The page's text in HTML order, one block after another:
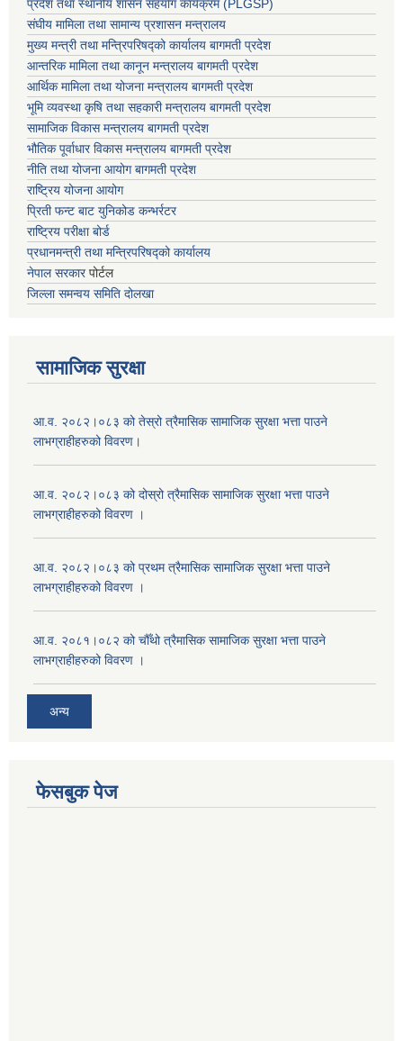
प्रदेश तथा स्थानीय शासन सहयाेग कार्यक्रम (PLGSP)
संघीय मामिला तथा सामान्य प्रशासन मन्त्रालय
मुख्य मन्त्री तथा मन्त्रिपरिषद्को कार्यालय बागमती प्रदेश
आन्तरिक मामिला तथा कानून मन्त्रालय बागमती प्रदेश
आर्थिक मामिला तथा योजना मन्त्रालय बागमती प्रदेश
भूमि व्यवस्था कृषि तथा सहकारी मन्त्रालय बागमती प्रदेश
सामाजिक विकास मन्त्रालय बागमती प्रदेश
भौतिक पूर्वाधार विकास मन्त्रालय बागमती प्रदेश
नीति तथा योजना आयोग बागमती प्रदेश
राष्ट्रिय योजना आयोग
प्रिती फन्ट बाट युनिकोड कन्भर्रटर
राष्ट्रिय परीक्षा बोर्ड
प्रधानमन्त्री तथा मन्त्रिपरिषद्को कार्यालय
नेपाल सरकारपोर्टल
जिल्ला समन्वय समिति दोलखा
सामाजिक सुरक्षा
आ.व. २०८२।०८३ को तेस्रो त्रैमासिक सामाजिक सुरक्षा भत्ता पाउने
लाभग्राहीहरुको विवरण।
आ.व. २०८२।०८३ को दोस्रो त्रैमासिक सामाजिक सुरक्षा भत्ता पाउने
लाभग्राहीहरुको विवरण ।
आ.व. २०८२।०८३ को प्रथम त्रैमासिक सामाजिक सुरक्षा भत्ता पाउने
लाभग्राहीहरुको विवरण ।
आ.व. २०८१।०८२ को चौँथो त्रैमासिक सामाजिक सुरक्षा भत्ता पाउने
लाभग्राहीहरुको विवरण ।
अन्य
फेसबुक पेज